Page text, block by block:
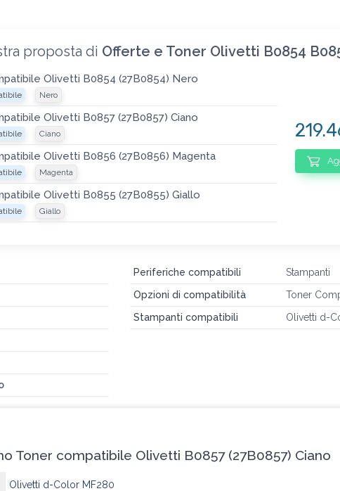
proposta di Offerte e Toner Olivetti B0854
Olivetti B0854 (27B0854) Nero
Nero
Olivetti B0857 (27B0857) Ciano
Ciano
Olivetti B0856 (27B0856) Magenta
Magenta
Olivetti B0855 (27B0855) Giallo
Giallo
Periferiche compatibili
Stampanti
Opzioni di compatibilità
Toner
Stampanti compatibili
Olivetti d-
Toner compatibile Olivetti B0857 (27B0857) Ciano
Olivetti d-Color MF280